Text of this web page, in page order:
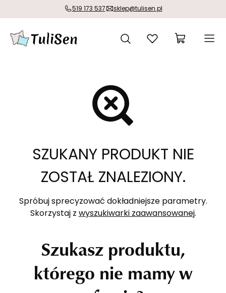
519 173 537 sklep@tulisen.pl
SZUKANY PRODUKT NIE
ZOSTAŁ ZNALEZIONY.
Spróbuj sprecyzować dokładniejsze parametry.
Skorzystaj z wyszukiwarki zaawansowanej.
Szukasz produktu,
którego nie mamy w